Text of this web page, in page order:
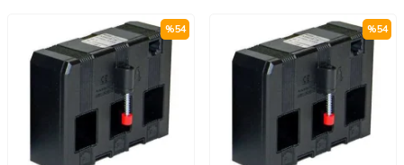
%54 %54